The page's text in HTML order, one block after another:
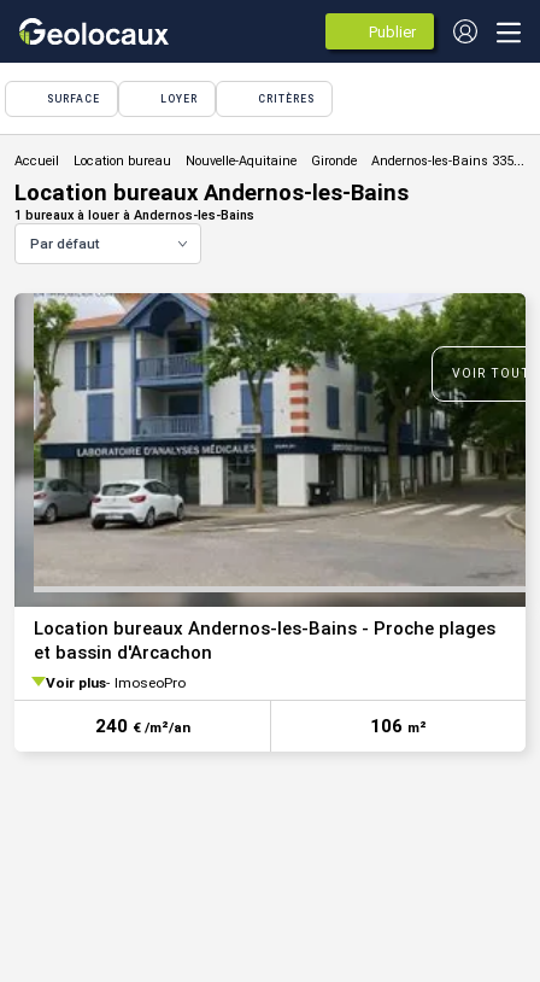
Publier
des
annonces
SURFACE LOYER CRITÈRES
Location bureau
Location bureaux Andernos-les-Bains
1 bureaux à louer à Andernos-les-Bains
Par défaut
VOIR
Location bureaux Andernos-les-Bains - Proche plages
et bassin d'Arcachon
Voir plus ImoseoPro
240 € /m²/an 106 m²